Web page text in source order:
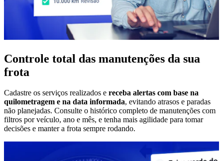
Controle total das manutenções da sua
frota
Cadastre os serviços realizados e receba alertas com base na
quilometragem e na data informada, evitando atrasos e paradas
não planejadas. Consulte o histórico completo de manutenções com
filtros por veículo, ano e mês, e tenha mais agilidade para tomar
decisões e manter a frota sempre rodando.